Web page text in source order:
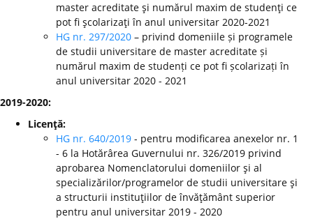
master acreditate şi numărul maxim de studenţi ce
pot fi şcolarizaţi în anul universitar 2020-2021
HG nr. 297/2020 – privind domeniile și programele
de studii universitare de master acreditate și
numărul maxim de studenți ce pot fi școlarizați în
anul universitar 2020 - 2021
2019-2020:
Licenţă:
HG nr. 640/2019 - pentru modificarea anexelor nr. 1
- 6 la Hotărârea Guvernului nr. 326/2019 privind
aprobarea Nomenclatorului domeniilor şi al
specializărilor/programelor de studii universitare şi
a structurii instituţiilor de învăţământ superior
pentru anul universitar 2019 - 2020